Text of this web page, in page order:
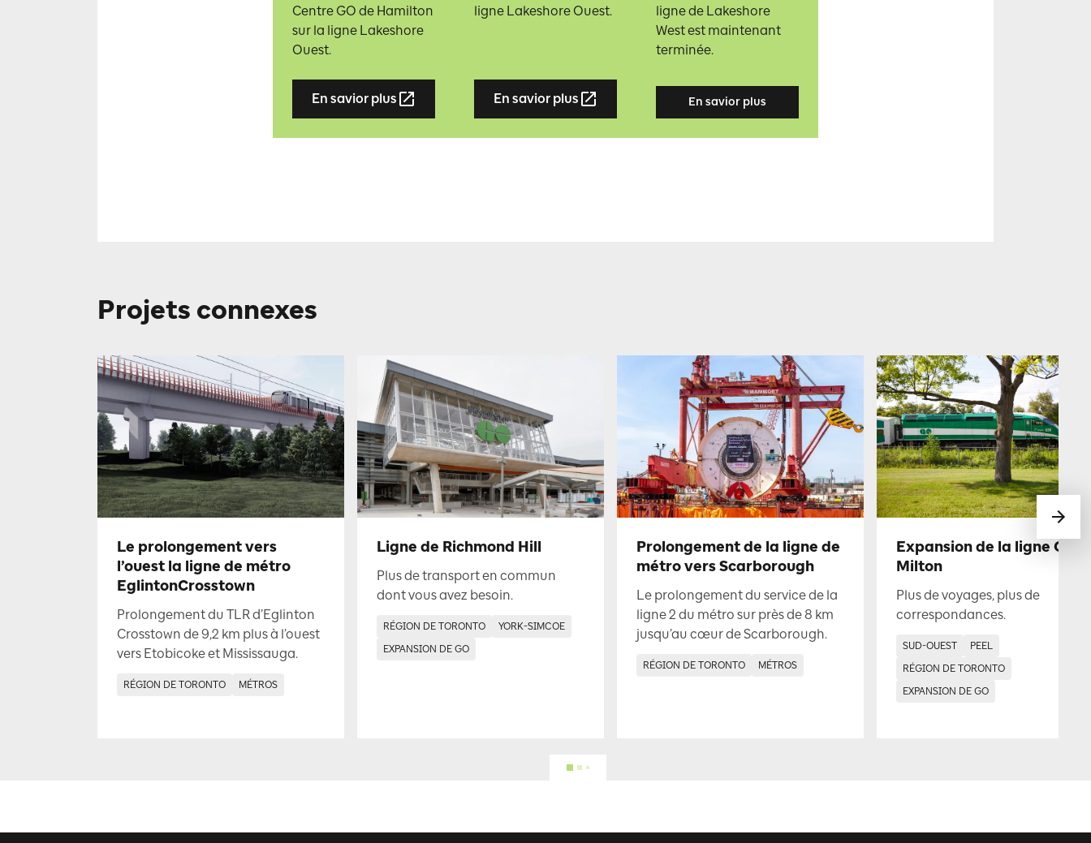
Centre GO de Hamilton
sur la ligne Lakeshore
Ouest.
En savior plus
ligne Lakeshore Ouest.
En savior plus
ligne de Lakeshore
West est maintenant
terminée.
En savior plus
Projets connexes
Le prolongement vers
l’ouest la ligne de métro
EglintonCrosstown
Prolongement du TLR d’Eglinton
Crosstown de 9,2 km plus à l’ouest
vers Etobicoke et Mississauga.
RÉGION DE TORONTO MÉTROS
Ligne de Richmond Hill
Plus de transport en commun
dont vous avez besoin.
RÉGION DE TORONTO
YORK-SIMCOE
EXPANSION DE GO
Prolongement de la ligne de
métro vers Scarborough
Le prolongement du service de la
ligne 2 du métro sur près de 8 km
jusqu’au cœur de Scarborough.
RÉGION DE TORONTO MÉTROS
Expansion de la ligne GO
Milton
Plus de voyages, plus de
correspondances.
SUD-OUEST
PEEL
RÉGION DE TORONTO
EXPANSION DE GO